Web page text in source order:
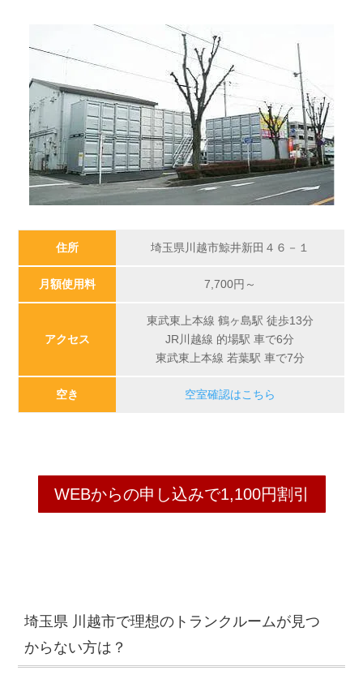
住所 埼玉県川越市鯨井新田４６－１
月額使用料 7,700円～
アクセス
東武東上本線 鶴ヶ島駅 徒歩13分
JR川越線 的場駅 車で6分
東武東上本線 若葉駅 車で7分
空き 空室確認はこちら
WEBからの申し込みで1,100円割引
埼玉県 川越市で理想のトランクルームが見つ
からない方は？